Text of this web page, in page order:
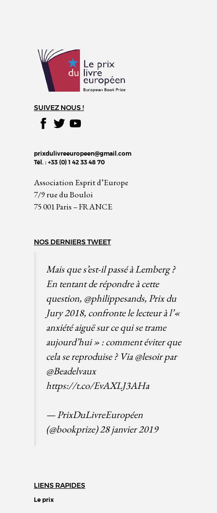
SUIVEZ NOUS !
prixdulivreeuropeen@gmail.com
Tél. : +33 (0) 1 42 33 48 70
Association Esprit d’Europe
7/9 rue du Bouloi
75 001 Paris – FRANCE
NOS DERNIERS TWEET
Mais que s’est-il passé à Lemberg ?
En tentant de répondre à cette
question, @philippesands, Prix du
Jury 2018, confronte le lecteur à l’«
anxiété aiguë sur ce qui se trame
aujourd’hui » : comment éviter que
cela se reproduise ? Via@lesoirpar
@Beadelvaux
https://t.co/EvAXLJ3AHa
— PrixDuLivreEuropéen
(@bookprize)28 janvier 2019
LIENS RAPIDES
Le prix